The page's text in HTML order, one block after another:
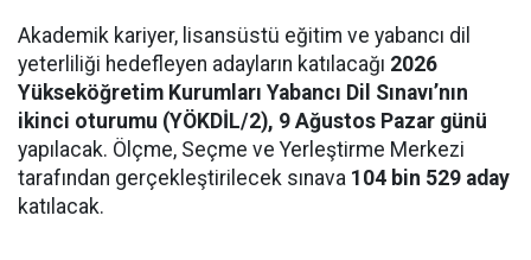
Akademik kariyer, lisansüstü eğitim ve yabancı dil
yeterliliği hedefleyen adayların katılacağı 2026
Yükseköğretim Kurumları Yabancı Dil Sınavı’nın
ikinci oturumu (YÖKDİL/2), 9 Ağustos Pazar günü
yapılacak. Ölçme, Seçme ve Yerleştirme Merkezi
tarafından gerçekleştirilecek sınava 104 bin 529 aday
katılacak.